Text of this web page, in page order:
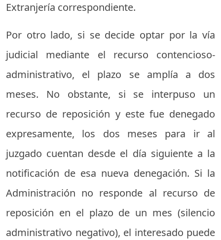
Extranjería correspondiente.
Por otro lado, si se decide optar por la vía
judicial mediante el recurso contencioso-
administrativo, el plazo se amplía a dos
meses. No obstante, si se interpuso un
recurso de reposición y este fue denegado
expresamente, los dos meses para ir al
juzgado cuentan desde el día siguiente a la
notificación de esa nueva denegación. Si la
Administración no responde al recurso de
reposición en el plazo de un mes (silencio
administrativo negativo), el interesado puede